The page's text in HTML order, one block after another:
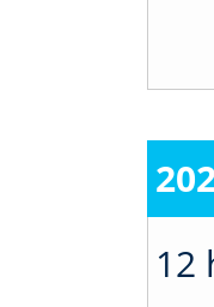
12